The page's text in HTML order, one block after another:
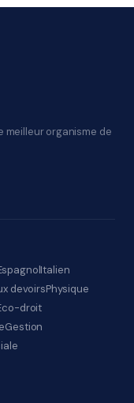
meilleur organisme de
Italien
devoirsPhysique
droit
Gestion